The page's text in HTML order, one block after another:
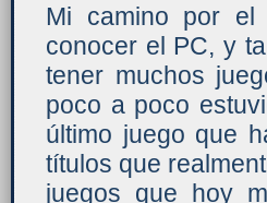
Mi camino por el
conocer el PC, y
tener muchos
poco a poco
último juego que
títulos que
juegos que hoy